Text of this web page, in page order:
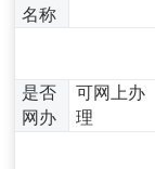
名称
是否
网办
可网上办
理